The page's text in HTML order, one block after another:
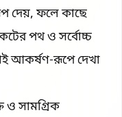
দেয়, ফলে কাছে
পথ ও সর্বোচ্চ
আকর্ষণ-রূপে দেখা
ও সামগ্রিক